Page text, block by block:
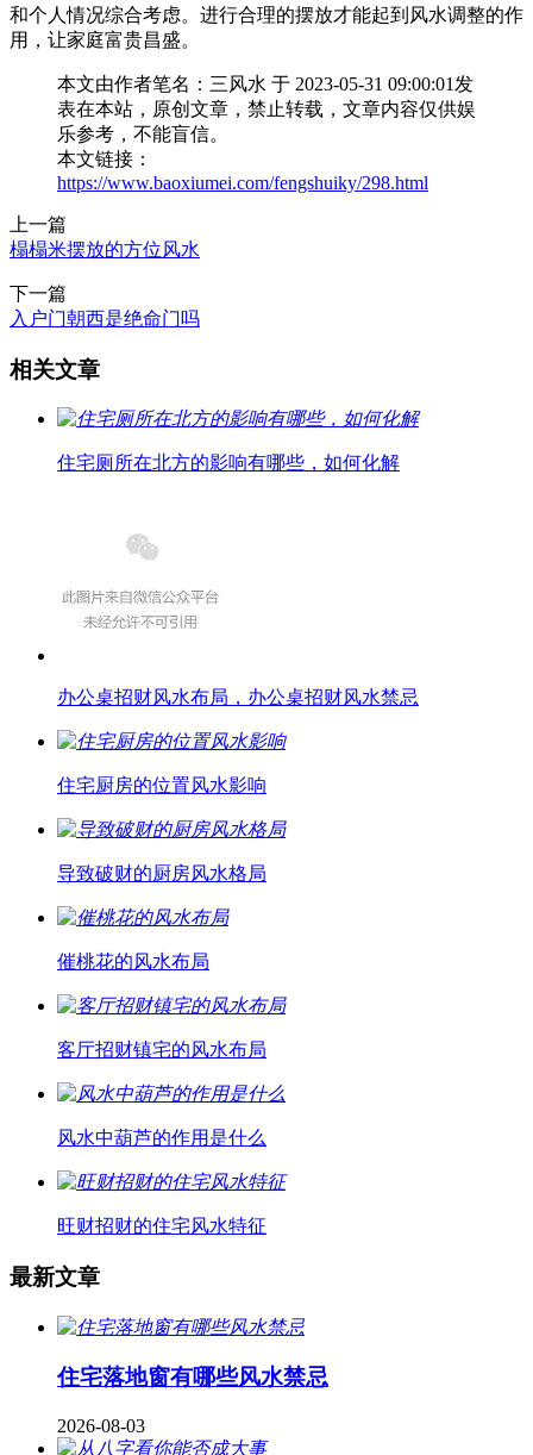
和个人情况综合考虑。进行合理的摆放才能起到风水调整的作
用，让家庭富贵昌盛。
本文由作者笔名：三风水 于 2023-05-31 09:00:01发
表在本站，原创文章，禁止转载，文章内容仅供娱
乐参考，不能盲信。
本文链接：
https://www.baoxiumei.com/fengshuiky/298.html
上一篇
榻榻米摆放的方位风水
下一篇
入户门朝西是绝命门吗
相关文章
住宅厕所在北方的影响有哪些，如何化解
办公桌招财风水布局，办公桌招财风水禁忌
住宅厨房的位置风水影响
导致破财的厨房风水格局
催桃花的风水布局
客厅招财镇宅的风水布局
风水中葫芦的作用是什么
旺财招财的住宅风水特征
最新文章
住宅落地窗有哪些风水禁忌
2026-08-03